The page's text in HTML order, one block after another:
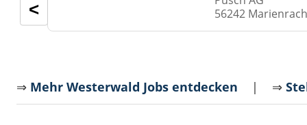
56242
<
⇒ Mehr Westerwald Jobs entdecken | ⇒